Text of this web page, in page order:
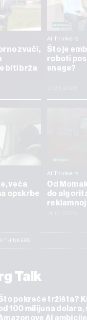
zvuči,
biti brža
AI Thinkers
Što je
roboti
snage?
veća
opskrbe
AI Thinkers
Od
do
THINKERS
Talk
pokreće tržišta?
100 milijuna dolara,
AI ambicije